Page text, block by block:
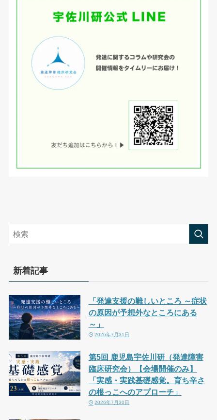
新着記事
「発達支援の難しいところ ～症状
の原因が予想外なところにある
～」
2026年7月31日
第5回 鹿児島宇佐川研（発達障害
臨床研究会）【会場開催のみ】
「実感・実践基礎感覚。育ち辛さ
の根っこへのアプローチ」
2026年7月30日